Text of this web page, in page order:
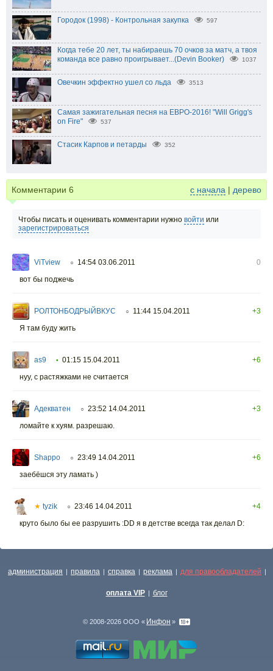
Городок (1998) - Контрольная закупка 597
Когда тебе 20 лет, ты набираешь 70 очков за матч, а твоя
команда все равно проигрывает...(Devin Booker)
1037
Овечкин эффектно ушел со льда 3513
Самая зажигательная песня на ЕВРО-2016! "Will Grigg's
on Fire"
537
Стасик Карпов и петарды 352
Комментарии 6 с начала | дерево
Чтобы писать и оценивать комментарии нужно войти или
зарегистрироваться
ViTview ○ 14:54 03.06.2011
0
вот бы поджечь
РОЛТОНБОДРЫЙВКУС ○ 11:44 15.04.2011
+3
Я там буду жить
as9 • 01:15 15.04.2011
+6
нуу, с растяжками не считается
Адекватен ○ 23:52 14.04.2011
+3
ломайте к хуям. разрешаю.
Shappo ○ 23:49 14.04.2011
+6
заебёшся эту ламать )
★ tyzik ○ 23:46 14.04.2011
+4
круто было бы ее разрушить :DD я в детстве всегда так делал D:
администрация | правила | справка | реклама | для правообладателей |
оплата VIP | блог
© 2008-2026 ООО « Инфон »